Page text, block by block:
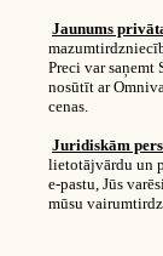
Jaunums
Preci var saņemt
nosūtīt ar
cenas.
Juridiskām
lietotājvārdu un
e-pastu, Jūs
mūsu